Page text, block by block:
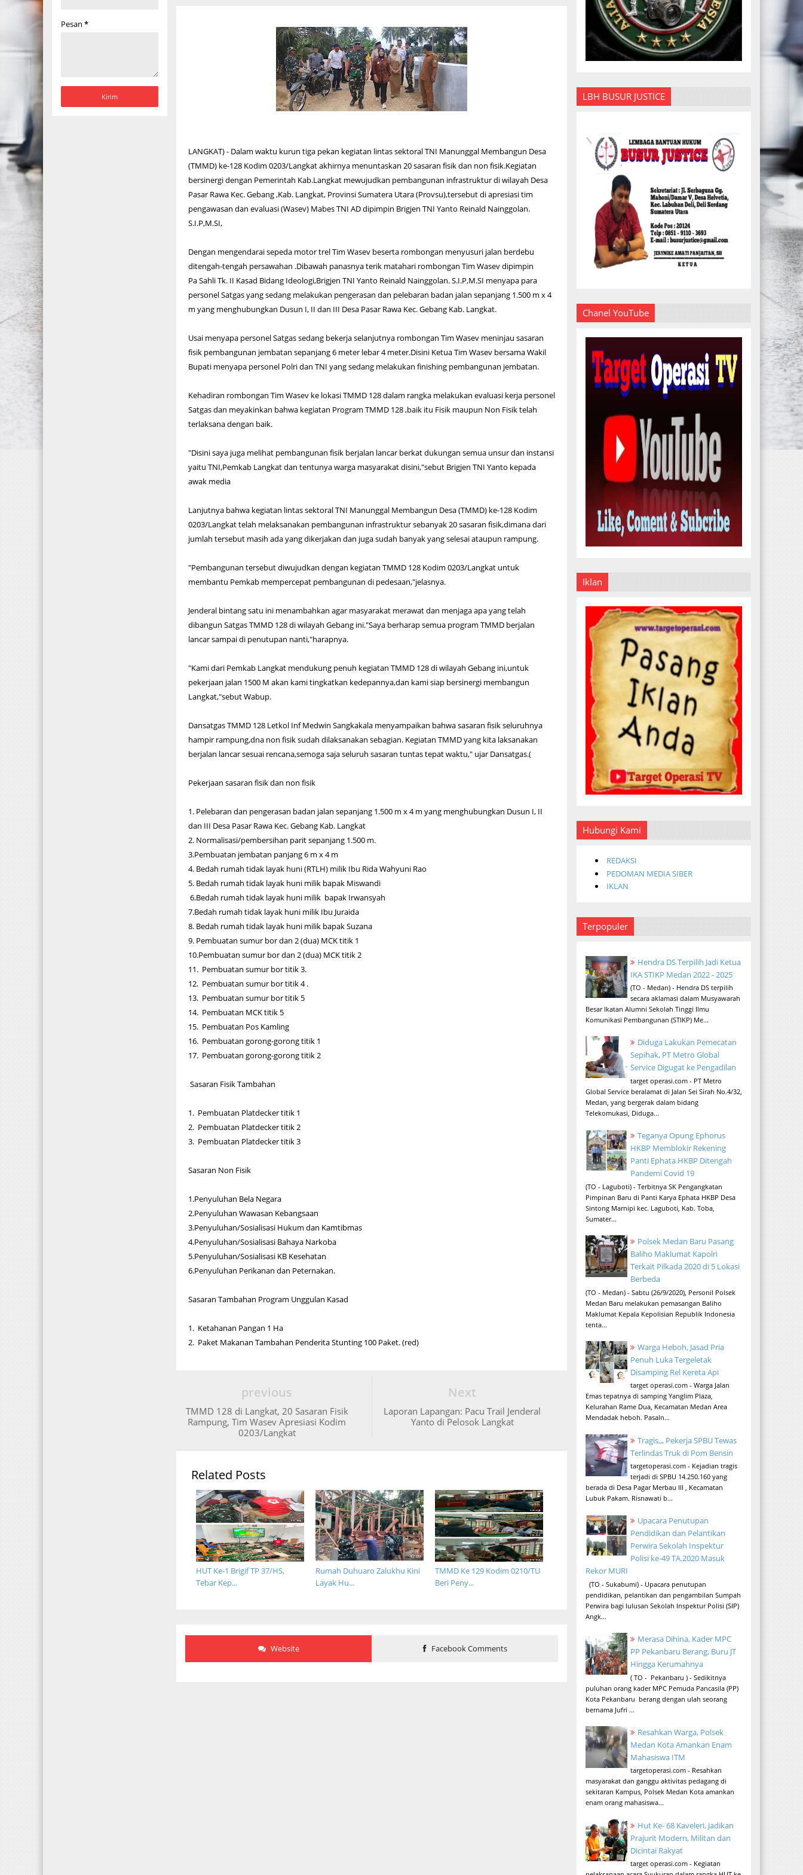
Pesan *
LANGKAT) - Dalam waktu kurun tiga pekan kegiatan lintas sektoral TNI Manunggal Membangun Desa
(TMMD) ke-128 Kodim 0203/Langkat akhirnya menuntaskan 20 sasaran fisik dan non fisik.Kegiatan
bersinergi dengan Pemerintah Kab.Langkat mewujudkan pembangunan infrastruktur di wilayah Desa
Pasar Rawa Kec. Gebang ,Kab. Langkat, Provinsi Sumatera Utara (Provsu),tersebut di apresiasi tim
pengawasan dan evaluasi (Wasev) Mabes TNI AD dipimpin Brigjen TNI Yanto Reinald Nainggolan.
S.I.P,M.SI,
Dengan mengendarai sepeda motor trel Tim Wasev beserta rombongan menyusuri jalan berdebu
ditengah-tengah persawahan .Dibawah panasnya terik matahari rombongan Tim Wasev dipimpin
Pa Sahli Tk. II Kasad Bidang Ideologi,Brigjen TNI Yanto Reinald Nainggolan. S.I.P,M.SI menyapa para
personel Satgas yang sedang melakukan pengerasan dan pelebaran badan jalan sepanjang 1.500 m x 4
m yang menghubungkan Dusun I, II dan III Desa Pasar Rawa Kec. Gebang Kab. Langkat.
Usai menyapa personel Satgas sedang bekerja selanjutnya rombongan Tim Wasev meninjau sasaran
fisik pembangunan jembatan sepanjang 6 meter lebar 4 meter.Disini Ketua Tim Wasev bersama Wakil
Bupati menyapa personel Polri dan TNI yang sedang melakukan finishing pembangunan jembatan.
Kehadiran rombongan Tim Wasev ke lokasi TMMD 128 dalam rangka melakukan evaluasi kerja personel
Satgas dan meyakinkan bahwa kegiatan Program TMMD 128 ,baik itu Fisik maupun Non Fisik telah
terlaksana dengan baik.
"Disini saya juga melihat pembangunan fisik berjalan lancar berkat dukungan semua unsur dan instansi
yaitu TNI,Pemkab Langkat dan tentunya warga masyarakat disini,"sebut Brigjen TNI Yanto kepada
awak media
Lanjutnya bahwa kegiatan lintas sektoral TNI Manunggal Membangun Desa (TMMD) ke-128 Kodim
0203/Langkat telah melaksanakan pembangunan infrastruktur sebanyak 20 sasaran fisik,dimana dari
jumlah tersebut masih ada yang dikerjakan dan juga sudah banyak yang selesai ataupun rampung.
"Pembangunan tersebut diwujudkan dengan kegiatan TMMD 128 Kodim 0203/Langkat untuk
membantu Pemkab mempercepat pembangunan di pedesaan,"jelasnya.
Jenderal bintang satu ini menambahkan agar masyarakat merawat dan menjaga apa yang telah
dibangun Satgas TMMD 128 di wilayah Gebang ini."Saya berharap semua program TMMD berjalan
lancar sampai di penutupan nanti,"harapnya.
"Kami dari Pemkab Langkat mendukung penuh kegiatan TMMD 128 di wilayah Gebang ini,untuk
pekerjaan jalan 1500 M akan kami tingkatkan kedepannya,dan kami siap bersinergi membangun
Langkat,"sebut Wabup.
Dansatgas TMMD 128 Letkol Inf Medwin Sangkakala menyampaikan bahwa sasaran fisik seluruhnya
hampir rampung,dna non fisik sudah dilaksanakan sebagian. Kegiatan TMMD yang kita laksanakan
berjalan lancar sesuai rencana,semoga saja seluruh sasaran tuntas tepat waktu," ujar Dansatgas.(
Pekerjaan sasaran fisik dan non fisik
1. Pelebaran dan pengerasan badan jalan sepanjang 1.500 m x 4 m yang menghubungkan Dusun I, II
dan III Desa Pasar Rawa Kec. Gebang Kab. Langkat
2. Normalisasi/pembersihan parit sepanjang 1.500 m.
3.Pembuatan jembatan panjang 6 m x 4 m
4. Bedah rumah tidak layak huni (RTLH) milik Ibu Rida Wahyuni Rao
5. Bedah rumah tidak layak huni milik bapak Miswandi
6.Bedah rumah tidak layak huni milik bapak Irwansyah
7.Bedah rumah tidak layak huni milik Ibu Juraida
8. Bedah rumah tidak layak huni milik bapak Suzana
9. Pembuatan sumur bor dan 2 (dua) MCK titik 1
10.Pembuatan sumur bor dan 2 (dua) MCK titik 2
11. Pembuatan sumur bor titik 3.
12. Pembuatan sumur bor titik 4 .
13. Pembuatan sumur bor titik 5
14. Pembuatan MCK titik 5
15. Pembuatan Pos Kamling
16. Pembuatan gorong-gorong titik 1
17. Pembuatan gorong-gorong titik 2
Sasaran Fisik Tambahan
1. Pembuatan Platdecker titik 1
2. Pembuatan Platdecker titik 2
3. Pembuatan Platdecker titik 3
Sasaran Non Fisik
1.Penyuluhan Bela Negara
2.Penyuluhan Wawasan Kebangsaan
3.Penyuluhan/Sosialisasi Hukum dan Kamtibmas
4.Penyuluhan/Sosialisasi Bahaya Narkoba
5.Penyuluhan/Sosialisasi KB Kesehatan
6.Penyuluhan Perikanan dan Peternakan.
Sasaran Tambahan Program Unggulan Kasad
1. Ketahanan Pangan 1 Ha
2. Paket Makanan Tambahan Penderita Stunting 100 Paket. (red)
Next
Laporan Lapangan: Pacu Trail Jenderal
Yanto di Pelosok Langkat
previous
TMMD 128 di Langkat, 20 Sasaran Fisik
Rampung, Tim Wasev Apresiasi Kodim
0203/Langkat
Related Posts
TMMD Ke 129 Kodim 0210/TU
Beri Peny...
Rumah Duhuaro Zalukhu Kini
Layak Hu...
HUT Ke-1 Brigif TP 37/HS,
Tebar Kep...
Website Facebook Comments
LBH BUSUR JUSTICE
Chanel YouTube
Iklan
Hubungi Kami
REDAKSI
PEDOMAN MEDIA SIBER
IKLAN
Terpopuler
Hendra DS Terpilih Jadi Ketua
IKA STIKP Medan 2022 - 2025
(TO - Medan) - Hendra DS terpilih
secara aklamasi dalam Musyawarah
Besar Ikatan Alumni Sekolah Tinggi Ilmu
Komunikasi Pembangunan (STIKP) Me...
Diduga Lakukan Pemecatan
Sepihak, PT Metro Global
Service Digugat ke Pengadilan
target operasi.com - PT Metro
Global Service beralamat di Jalan Sei Sirah No.4/32,
Medan, yang bergerak dalam bidang
Telekomukasi, Diduga...
Teganya Opung Ephorus
HKBP Memblokir Rekening
Panti Ephata HKBP Ditengah
Pandemi Covid 19
(TO - Laguboti) - Terbitnya SK Pengangkatan
Pimpinan Baru di Panti Karya Ephata HKBP Desa
Sintong Marnipi kec. Laguboti, Kab. Toba,
Sumater...
Polsek Medan Baru Pasang
Baliho Maklumat Kapolri
Terkait Pilkada 2020 di 5 Lokasi
Berbeda
(TO - Medan) - Sabtu (26/9/2020), Personil Polsek
Medan Baru melakukan pemasangan Baliho
Maklumat Kepala Kepolisian Republik Indonesia
tenta...
Warga Heboh, Jasad Pria
Penuh Luka Tergeletak
Disamping Rel Kereta Api
target operasi.com - Warga Jalan
Emas tepatnya di samping Yanglim Plaza,
Kelurahan Rame Dua, Kecamatan Medan Area
Mendadak heboh. Pasaln...
Tragis,,, Pekerja SPBU Tewas
Terlindas Truk di Pom Bensin
targetoperasi.com - Kejadian tragis
terjadi di SPBU 14.250.160 yang
berada di Desa Pagar Merbau III , Kecamatan
Lubuk Pakam. Risnawati b...
Upacara Penutupan
Pendidikan dan Pelantikan
Perwira Sekolah Inspektur
Polisi ke-49 TA.2020 Masuk
Rekor MURI
(TO - Sukabumi) - Upacara penutupan
pendidikan, pelantikan dan pengambilan Sumpah
Perwira bagi lulusan Sekolah Inspektur Polisi (SIP)
Angk...
Merasa Dihina, Kader MPC
PP Pekanbaru Berang, Buru JT
Hingga Kerumahnya
( TO - Pekanbaru ) - Sedikitnya
puluhan orang kader MPC Pemuda Pancasila (PP)
Kota Pekanbaru berang dengan ulah seorang
bernama Jufri ...
Resahkan Warga, Polsek
Medan Kota Amankan Enam
Mahasiswa ITM
targetoperasi.com - Resahkan
masyarakat dan ganggu aktivitas pedagang di
sekitaran Kampus, Polsek Medan Kota amankan
enam orang mahasiswa...
Hut Ke- 68 Kaveleri, Jadikan
Prajurit Modern, Militan dan
Dicintai Rakyat
target operasi.com - Kegiatan